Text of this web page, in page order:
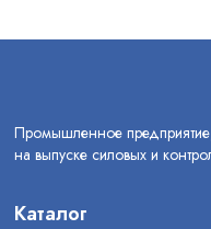
Промышленное
на выпуске силовых и
Каталог